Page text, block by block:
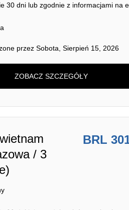
30 dni lub zgodnie z informacjami na
przez Sobota, Sierpień 15, 2026
ZOBACZ SZCZEGÓŁY
/ 3
BRL